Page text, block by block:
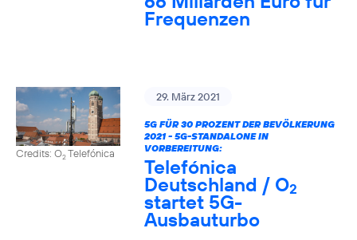
Frequenzen
Credits: O2Telefónica
29. März 2021
5G FÜR 30 PROZENT DER BEVÖLKERUNG
2021 - 5G-STANDALONE IN
VORBEREITUNG:
Telefónica
Deutschland / O2
startet 5G-
Ausbauturbo